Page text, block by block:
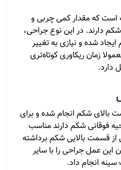
است که مقدار کمی چربی و
دارند. در این نوع جراحی،
شده و نیازی به تغییر
زمان ریکاوری کوتاه‌تری
دارد.
شکم انجام شده و برای
فوقانی شکم دارند مناسب
قسمت بالایی شکم برداشته
عمل جراحی را با سایر
انجام داد.